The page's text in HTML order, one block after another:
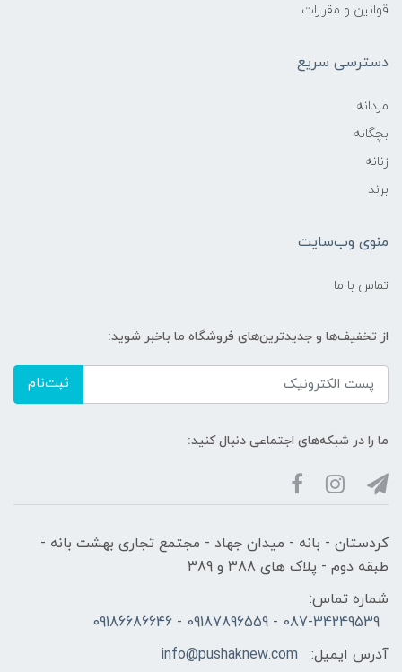
قوانین و مقررات
دسترسی سریع
مردانه
بچگانه
زنانه
برند
منوی وب‌سایت
تماس با ما
از تخفیف‌ها و جدیدترین‌های فروشگاه ما باخبر شوید:
ثبت‌نام
ما را در شبکه‌های اجتماعی دنبال کنید:
کردستان - بانه - میدان جهاد - مجتمع تجاری بهشت بانه -
طبقه دوم - پلاک های 388 و 389
شماره تماس:
087-34249539 - 09187896559 - 09186686646
آدرس ایمیل:
info@pushaknew.com